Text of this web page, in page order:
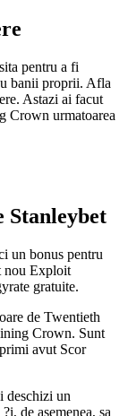
pentru a fi
banii proprii. Afla
Astazi ai facut
Crown urmatoarea
Stanleybet
un bonus pentru
nou Exploit
gratuite.
de Twentieth
Crown. Sunt
avut Scor
deschizi un
de asemenea, sa